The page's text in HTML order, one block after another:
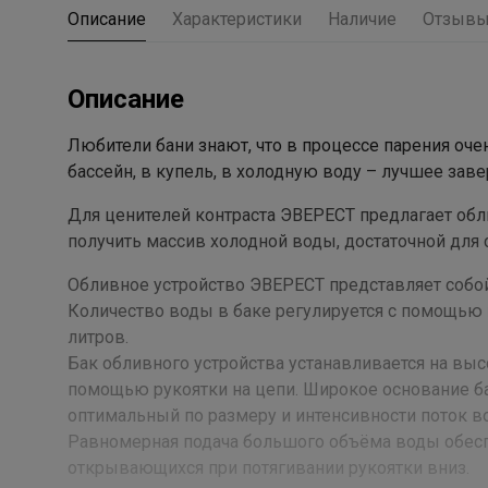
Описание Характеристики Наличие Отзывы
Описание
Любители бани знают, что в процессе парения
бассейн, в купель, в холодную воду – лучшее
Для ценителей контраста ЭВЕРЕСТ предлагает
получить массив холодной воды, достаточной для
Обливное устройство ЭВЕРЕСТ представляет
Количество воды в баке регулируется с
литров.
Бак обливного устройства устанавливается на
помощью рукоятки на цепи. Широкое основание
оптимальный по размеру и интенсивности поток
Равномерная подача большого объёма воды
открывающихся при потягивании рукоятки вниз.